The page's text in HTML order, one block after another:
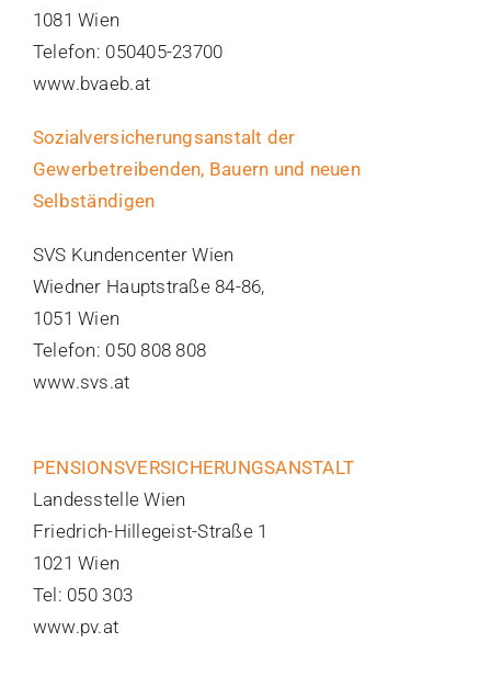
1081 Wien
Telefon: 050405-23700
www.bvaeb.at
Sozialversicherungsanstalt der
Gewerbetreibenden, Bauern und neuen
Selbständigen
SVS Kundencenter Wien
Wiedner Hauptstraße 84-86,
1051 Wien
Telefon: 050 808 808
www.svs.at
PENSIONSVERSICHERUNGSANSTALT
Landesstelle Wien
Friedrich-Hillegeist-Straße 1
1021 Wien
Tel: 050 303
www.pv.at